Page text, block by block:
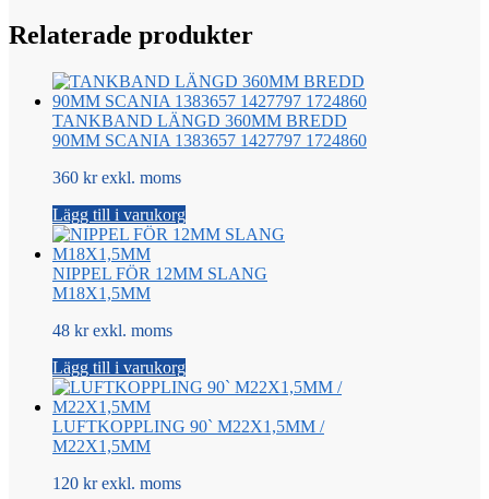
Relaterade produkter
TANKBAND LÄNGD 360MM BREDD
90MM SCANIA 1383657 1427797 1724860
360 kr exkl. moms
Lägg till i varukorg
NIPPEL FÖR 12MM SLANG
M18X1,5MM
48 kr exkl. moms
Lägg till i varukorg
LUFTKOPPLING 90` M22X1,5MM /
M22X1,5MM
120 kr exkl. moms